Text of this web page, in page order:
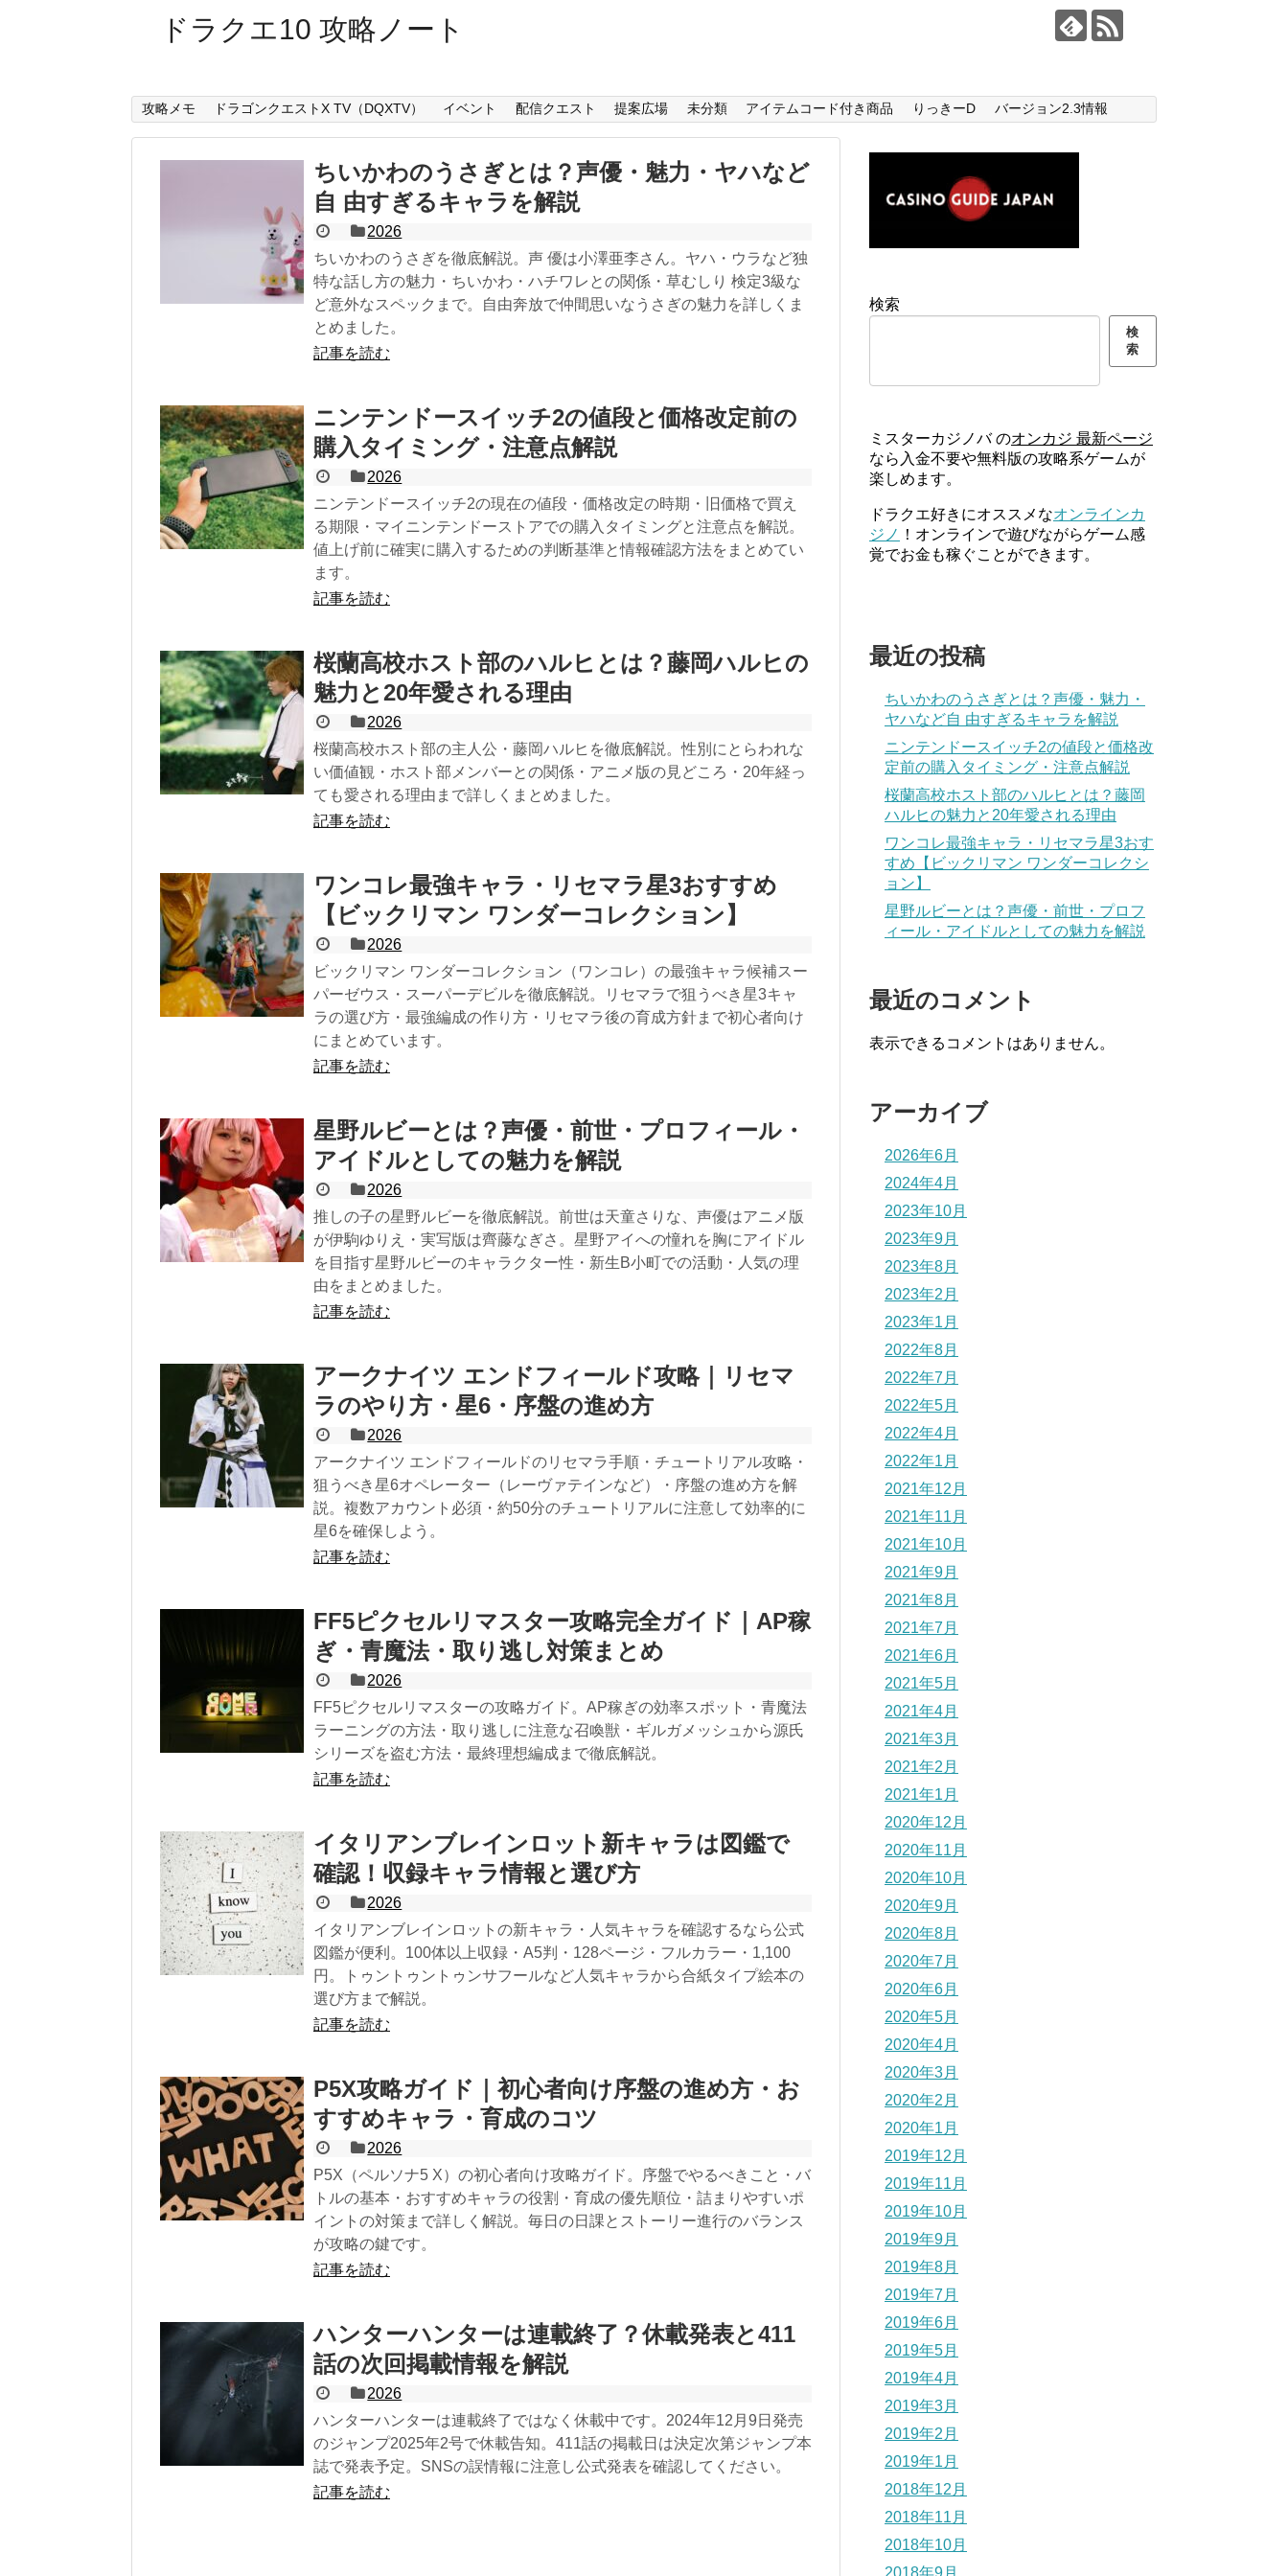
ドラクエ10 攻略ノート
攻略メモ ドラゴンクエストX TV（DQXTV） イベント 配信クエスト 提案広場 未分類 アイテムコード付き商品 りっきーD バージョン2.3情報
ちいかわのうさぎとは？声優・魅力・ヤハなど
自 由すぎるキャラを解説
2026
ちいかわのうさぎを徹底解説。声 優は小澤亜李さん。ヤハ・ウラなど独
特な話し方の魅力・ちいかわ・ハチワレとの関係・草むしり 検定3級な
ど意外なスペックまで。自由奔放で仲間思いなうさぎの魅力を詳しくま
とめました。
記事を読む
ニンテンドースイッチ2の値段と価格改定前の
購入タイミング・注意点解説
2026
ニンテンドースイッチ2の現在の値段・価格改定の時期・旧価格で買え
る期限・マイニンテンドーストアでの購入タイミングと注意点を解説。
値上げ前に確実に購入するための判断基準と情報確認方法をまとめてい
ます。
記事を読む
桜蘭高校ホスト部のハルヒとは？藤岡ハルヒの
魅力と20年愛される理由
2026
桜蘭高校ホスト部の主人公・藤岡ハルヒを徹底解説。性別にとらわれな
い価値観・ホスト部メンバーとの関係・アニメ版の見どころ・20年経っ
ても愛される理由まで詳しくまとめました。
記事を読む
ワンコレ最強キャラ・リセマラ星3おすすめ
【ビックリマン ワンダーコレクション】
2026
ビックリマン ワンダーコレクション（ワンコレ）の最強キャラ候補スー
パーゼウス・スーパーデビルを徹底解説。リセマラで狙うべき星3キャ
ラの選び方・最強編成の作り方・リセマラ後の育成方針まで初心者向け
にまとめています。
記事を読む
星野ルビーとは？声優・前世・プロフィール・
アイドルとしての魅力を解説
2026
推しの子の星野ルビーを徹底解説。前世は天童さりな、声優はアニメ版
が伊駒ゆりえ・実写版は齊藤なぎさ。星野アイへの憧れを胸にアイドル
を目指す星野ルビーのキャラクター性・新生B小町での活動・人気の理
由をまとめました。
記事を読む
アークナイツ エンドフィールド攻略｜リセマ
ラのやり方・星6・序盤の進め方
2026
アークナイツ エンドフィールドのリセマラ手順・チュートリアル攻略・
狙うべき星6オペレーター（レーヴァテインなど）・序盤の進め方を解
説。複数アカウント必須・約50分のチュートリアルに注意して効率的に
星6を確保しよう。
記事を読む
FF5ピクセルリマスター攻略完全ガイド｜AP稼
ぎ・青魔法・取り逃し対策まとめ
2026
FF5ピクセルリマスターの攻略ガイド。AP稼ぎの効率スポット・青魔法
ラーニングの方法・取り逃しに注意な召喚獣・ギルガメッシュから源氏
シリーズを盗む方法・最終理想編成まで徹底解説。
記事を読む
イタリアンブレインロット新キャラは図鑑で
確認！収録キャラ情報と選び方
2026
イタリアンブレインロットの新キャラ・人気キャラを確認するなら公式
図鑑が便利。100体以上収録・A5判・128ページ・フルカラー・1,100
円。トゥントゥントゥンサフールなど人気キャラから合紙タイプ絵本の
選び方まで解説。
記事を読む
P5X攻略ガイド｜初心者向け序盤の進め方・お
すすめキャラ・育成のコツ
2026
P5X（ペルソナ5 X）の初心者向け攻略ガイド。序盤でやるべきこと・バ
トルの基本・おすすめキャラの役割・育成の優先順位・詰まりやすいポ
イントの対策まで詳しく解説。毎日の日課とストーリー進行のバランス
が攻略の鍵です。
記事を読む
ハンターハンターは連載終了？休載発表と411
話の次回掲載情報を解説
2026
ハンターハンターは連載終了ではなく休載中です。2024年12月9日発売
のジャンプ2025年2号で休載告知。411話の掲載日は決定次第ジャンプ本
誌で発表予定。SNSの誤情報に注意し公式発表を確認してください。
記事を読む
検索
検
索
ミスターカジノバ のオンカジ 最新ページ
なら入金不要や無料版の攻略系ゲームが
楽しめます。
ドラクエ好きにオススメなオンラインカ
ジノ ！オンラインで遊びながらゲーム感
覚でお金も稼ぐことができます。
最近の投稿
ちいかわのうさぎとは？声優・魅力・
ヤハなど自 由すぎるキャラを解説
ニンテンドースイッチ2の値段と価格改
定前の購入タイミング・注意点解説
桜蘭高校ホスト部のハルヒとは？藤岡
ハルヒの魅力と20年愛される理由
ワンコレ最強キャラ・リセマラ星3おす
すめ【ビックリマン ワンダーコレクシ
ョン】
星野ルビーとは？声優・前世・プロフ
ィール・アイドルとしての魅力を解説
最近のコメント
表示できるコメントはありません。
アーカイブ
2026年6月
2024年4月
2023年10月
2023年9月
2023年8月
2023年2月
2023年1月
2022年8月
2022年7月
2022年5月
2022年4月
2022年1月
2021年12月
2021年11月
2021年10月
2021年9月
2021年8月
2021年7月
2021年6月
2021年5月
2021年4月
2021年3月
2021年2月
2021年1月
2020年12月
2020年11月
2020年10月
2020年9月
2020年8月
2020年7月
2020年6月
2020年5月
2020年4月
2020年3月
2020年2月
2020年1月
2019年12月
2019年11月
2019年10月
2019年9月
2019年8月
2019年7月
2019年6月
2019年5月
2019年4月
2019年3月
2019年2月
2019年1月
2018年12月
2018年11月
2018年10月
2018年9月